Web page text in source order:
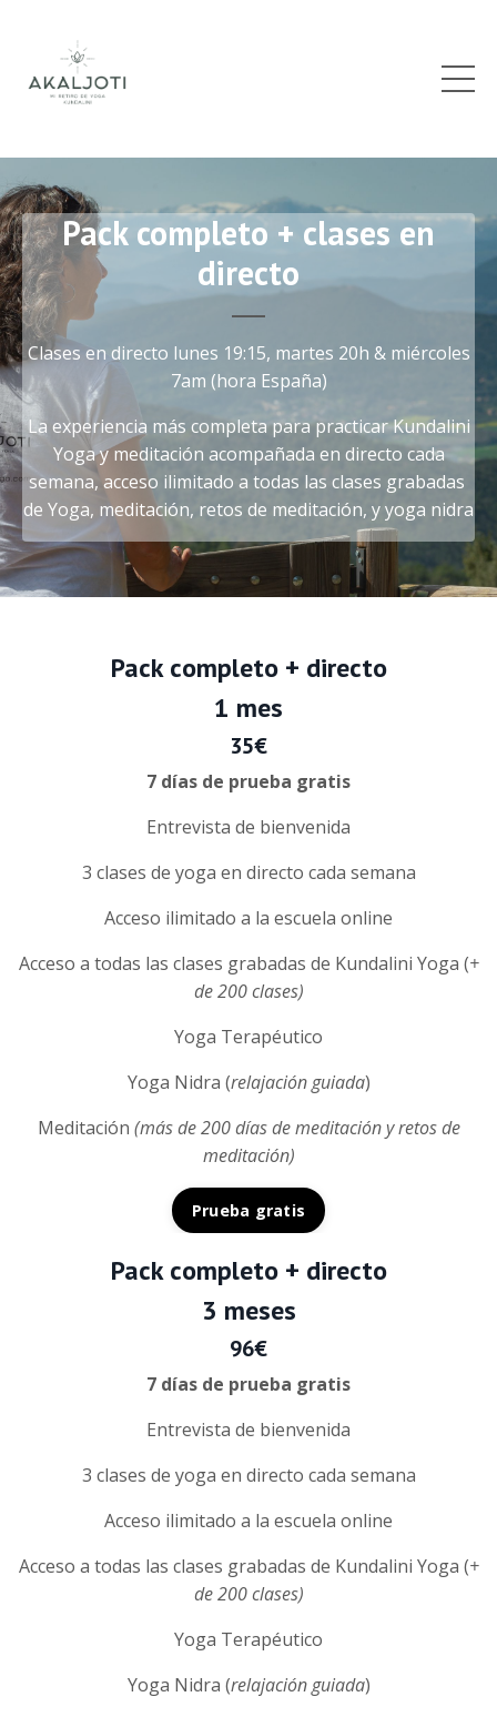
Pack completo + clases en
directo
Clases en directo lunes 19:15, martes 20h & miércoles
7am (hora España)
La experiencia más completa para practicar Kundalini
Yoga y meditación acompañada en directo cada
semana, acceso ilimitado a todas las clases grabadas
de Yoga, meditación, retos de meditación, y yoga nidra
Pack completo + directo
1 mes
35€
7 días de prueba gratis
Entrevista de bienvenida
3 clases de yoga en directo cada semana
Acceso ilimitado a la escuela online
Acceso a todas las clases grabadas de Kundalini Yoga (+
de 200 clases)
Yoga Terapéutico
Yoga Nidra (relajación guiada)
Meditación (más de 200 días de meditación y retos de
meditación)
Prueba gratis
Pack completo + directo
3 meses
96€
7 días de prueba gratis
Entrevista de bienvenida
3 clases de yoga en directo cada semana
Acceso ilimitado a la escuela online
Acceso a todas las clases grabadas de Kundalini Yoga (+
de 200 clases)
Yoga Terapéutico
Yoga Nidra (relajación guiada)